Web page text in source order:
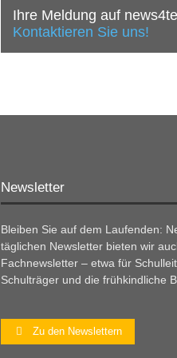
Ihre Meldung auf
Kontaktieren Sie uns!
Newsletter
Bleiben Sie auf dem Laufenden:
täglichen Newsletter bieten wir
Fachnewsletter – etwa für
Schulträger und die frühkindliche
Zu den Newslettern